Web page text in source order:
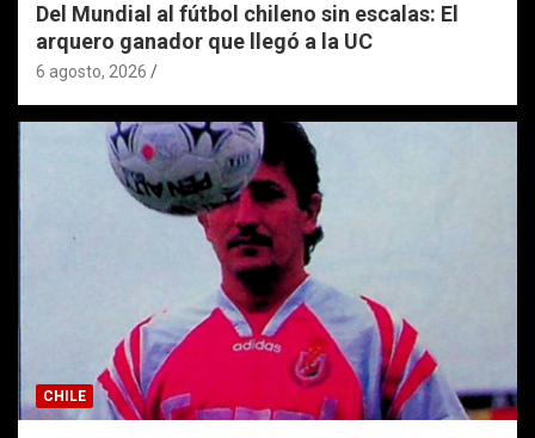
Del Mundial al fútbol chileno sin escalas: El
arquero ganador que llegó a la UC
6 agosto, 2026
CHILE